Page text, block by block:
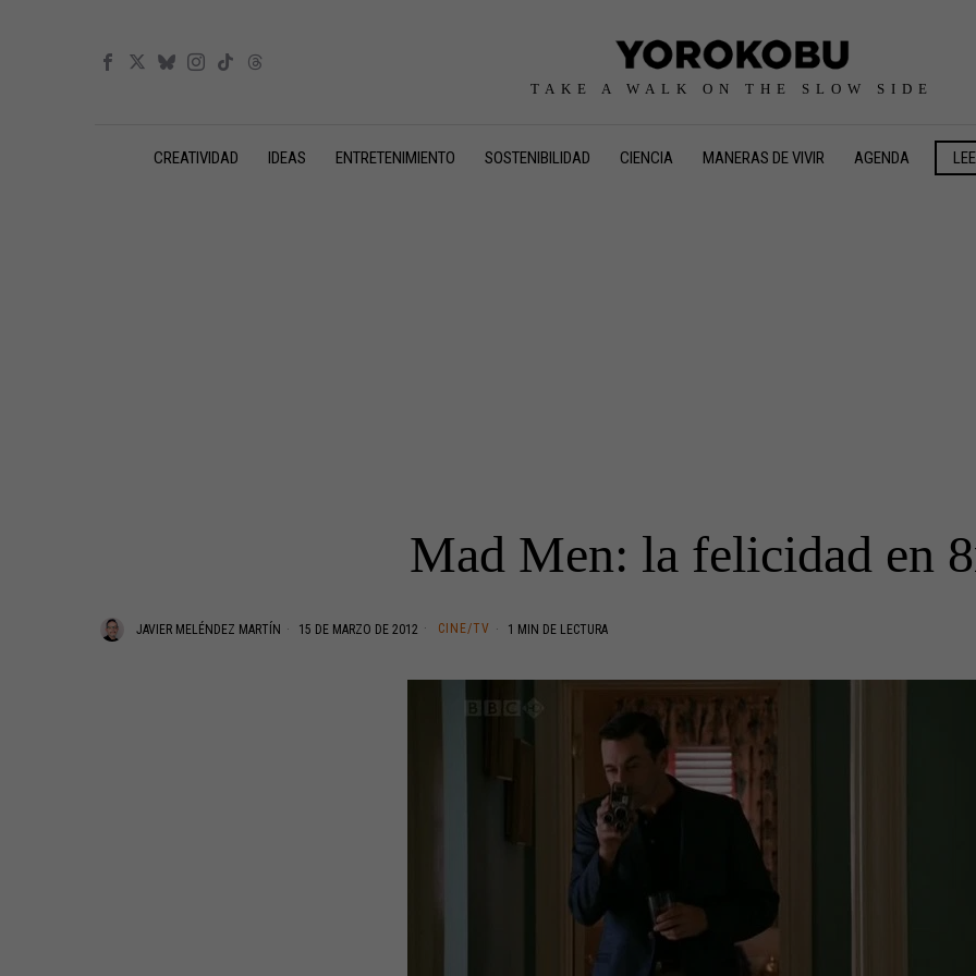
TAKE A WALK ON THE SLOW SIDE
CREATIVIDAD IDEAS ENTRETENIMIENTO SOSTENIBILIDAD CIENCIA MANERAS DE VIVIR AGENDA
Mad Men: la felicidad en
JAVIER MELÉNDEZ MARTÍN 15 DE MARZO DE 2012 CINE/TV 1 MIN DE LECTURA